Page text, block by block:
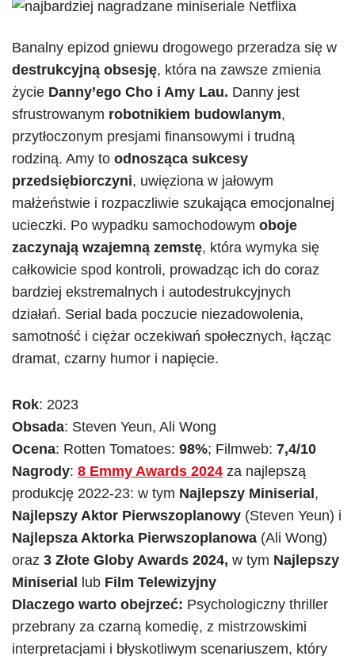
Banalny epizod gniewu drogowego przeradza się w
destrukcyjną obsesję, która na zawsze zmienia
życie Danny’ego Cho i Amy Lau. Danny jest
sfrustrowanym robotnikiem budowlanym,
przytłoczonym presjami finansowymi i trudną
rodziną. Amy to odnosząca sukcesy
przedsiębiorczyni, uwięziona w jałowym
małżeństwie i rozpaczliwie szukająca emocjonalnej
ucieczki. Po wypadku samochodowym oboje
zaczynają wzajemną zemstę, która wymyka się
całkowicie spod kontroli, prowadząc ich do coraz
bardziej ekstremalnych i autodestrukcyjnych
działań. Serial bada poczucie niezadowolenia,
samotność i ciężar oczekiwań społecznych, łącząc
dramat, czarny humor i napięcie.
Rok: 2023
Obsada: Steven Yeun, Ali Wong
Ocena: Rotten Tomatoes: 98%; Filmweb: 7,4/10
Nagrody: 8 Emmy Awards 2024 za najlepszą
produkcję 2022-23: w tym Najlepszy Miniserial ,
Najlepszy Aktor Pierwszoplanowy (Steven Yeun) i
Najlepsza Aktorka Pierwszoplanowa (Ali Wong)
oraz 3 Złote Globy Awards 2024, w tym Najlepszy
Miniserial
lub Film Telewizyjny
Dlaczego warto obejrzeć: Psychologiczny thriller
przebrany za czarną komedię, z mistrzowskimi
interpretacjami i błyskotliwym scenariuszem, który